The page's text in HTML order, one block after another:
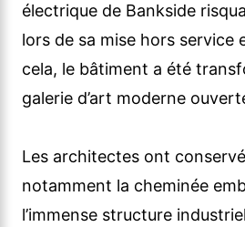
électrique de Bankside
lors de sa mise hors service
cela, le bâtiment a été
galerie d’art moderne
Les architectes ont
notamment la cheminée
l’immense structure